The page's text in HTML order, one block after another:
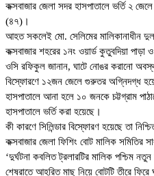
কক্সবাজার জেলা সদর হাসপাতালে ভর্তি ২
(৪৭)।
আহত সকলেই মো. সেলিমের মালিকানাধীন
কক্সবাজার শহরের ১নং ওয়ার্ড কুতুবদিয়া পাড়া ও
ওসি রফিকুল জানান, ঘাটে নোঙর করানো
বিস্ফোরণে ১২জন জেলে গুরুতর অগ্নিদগ্ধ
হাসপাতালে আনা হলে ১০ জনকে চট্টগ্রাম
হাসপাতালে ভর্তি করা হয়েছে।
কী কারণে সিলিন্ডার বিস্ফোরণ হয়েছে তা
কক্সবাজার জেলা ফিশিং বোট মালিক
‘দুর্ঘটনা কবলিত ট্রলারটির মালিক পশ্চিম
শেষরাতে আহরিত মাছ নিয়ে বোটটি তীরে